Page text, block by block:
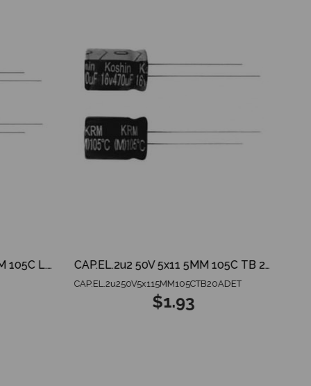
CAP.EL.2u2 400V 6.3X11 5MM 105C L.ESR TB 20 ADET CAP.EL.2u2 50V 5x11 5MM 105C TB 20 ADET
CAP.EL.2u250V5x115MM105CTB20ADET
$1.93